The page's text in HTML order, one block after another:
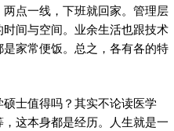
点一线，下班就回家。管理层
间与空间。业余生活也跟技术
家常便饭。总之，各有各的特
士值得吗？其实不论读医学
这本身都是经历。人生就是一